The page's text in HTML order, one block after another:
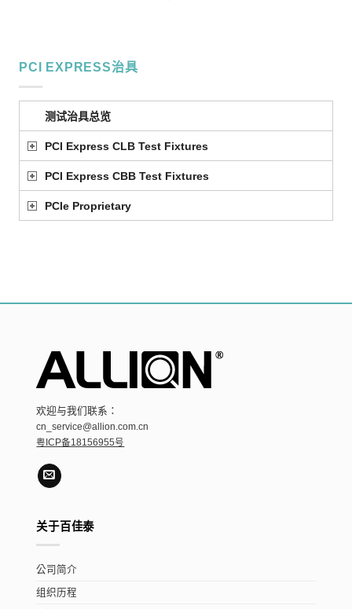
PCI EXPRESS治具
测试治具总览
PCI Express CLB Test Fixtures
PCI Express CBB Test Fixtures
PCIe Proprietary
欢迎与我们联系：
cn_service@allion.com.cn
粤ICP备18156955号
关于百佳泰
公司简介
组织历程